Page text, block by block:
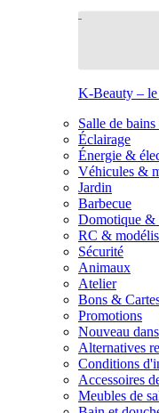
K-Beauty – le
Salle de
Éclairage
Énergie &
Véhicules &
Jardin
Barbecue
Domotique &
RC &
Sécurité
Animaux
Atelier
Bons &
Promotions
Nouveau
Alternatives
Conditions
Accessoires
Meubles de